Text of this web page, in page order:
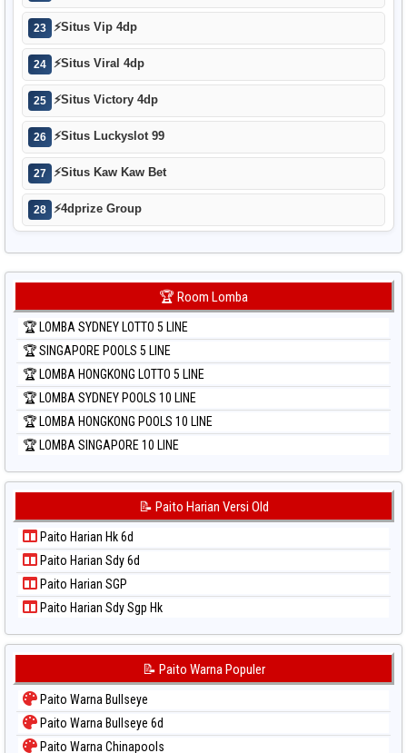
23 ⚡Situs Vip 4dp
24 ⚡Situs Viral 4dp
25 ⚡Situs Victory 4dp
26 ⚡Situs Luckyslot 99
27 ⚡Situs Kaw Kaw Bet
28 ⚡4dprize Group
🏆 Room Lomba
🏆 LOMBA SYDNEY LOTTO 5 LINE
🏆 SINGAPORE POOLS 5 LINE
🏆 LOMBA HONGKONG LOTTO 5 LINE
🏆 LOMBA SYDNEY POOLS 10 LINE
🏆 LOMBA HONGKONG POOLS 10 LINE
🏆 LOMBA SINGAPORE 10 LINE
📝 Paito Harian Versi Old
Paito Harian Hk 6d
Paito Harian Sdy 6d
Paito Harian SGP
Paito Harian Sdy Sgp Hk
📝 Paito Warna Populer
Paito Warna Bullseye
Paito Warna Bullseye 6d
Paito Warna Chinapools